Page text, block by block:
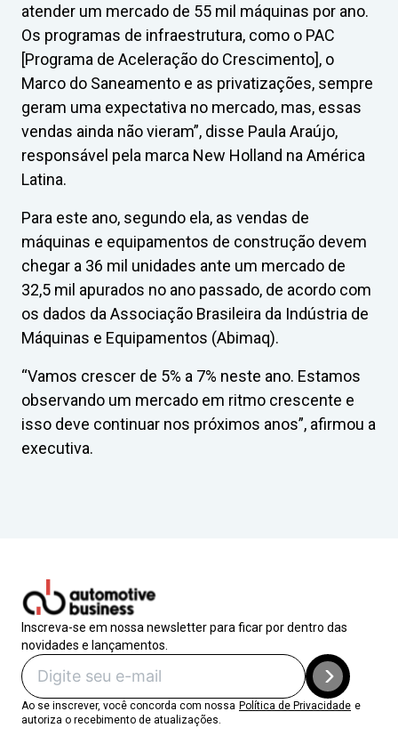
atender um mercado de 55 mil máquinas por ano.
Os programas de infraestrutura, como o PAC
[Programa de Aceleração do Crescimento], o
Marco do Saneamento e as privatizações, sempre
geram uma expectativa no mercado, mas, essas
vendas ainda não vieram”, disse Paula Araújo,
responsável pela marca New Holland na América
Latina.
Para este ano, segundo ela, as vendas de
máquinas e equipamentos de construção devem
chegar a 36 mil unidades ante um mercado de
32,5 mil apurados no ano passado, de acordo com
os dados da Associação Brasileira da Indústria de
Máquinas e Equipamentos (Abimaq).
“Vamos crescer de 5% a 7% neste ano. Estamos
observando um mercado em ritmo crescente e
isso deve continuar nos próximos anos”, afirmou a
executiva.
Inscreva-se em nossa newsletter para ficar por dentro das
novidades e lançamentos.
Ao se inscrever, você concorda com nossa Política de Privacidade e
autoriza o recebimento de atualizações.